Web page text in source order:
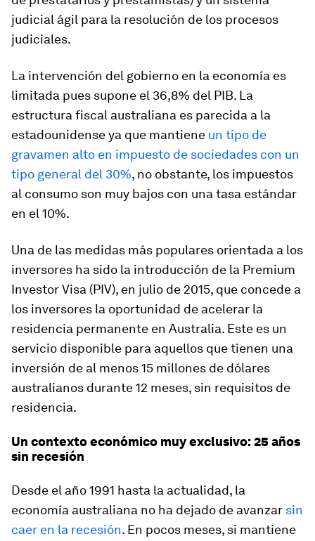
judicial ágil para la resolución de los procesos
judiciales.
La intervención del gobierno en la economía es
limitada pues supone el 36,8% del PIB. La
estructura fiscal australiana es parecida a la
estadounidense ya que mantiene un tipo de
gravamen alto en impuesto de sociedades con un
tipo general del 30%, no obstante, los impuestos
al consumo son muy bajos con una tasa estándar
en el 10%.
Una de las medidas más populares orientada a los
inversores ha sido la introducción de la Premium
Investor Visa (PIV), en julio de 2015, que concede a
los inversores la oportunidad de acelerar la
residencia permanente en Australia. Este es un
servicio disponible para aquellos que tienen una
inversión de al menos 15 millones de dólares
australianos durante 12 meses, sin requisitos de
residencia.
Un contexto económico muy exclusivo: 25 años
sin recesión
Desde el año 1991 hasta la actualidad, la
economía australiana no ha dejado de avanzar sin
caer en la recesión. En pocos meses, si mantiene